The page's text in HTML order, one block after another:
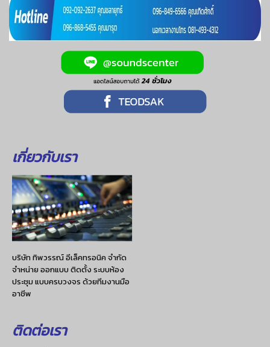
เกี่ยวกับเรา
บริษัท ทิพวรรณ์ อีเล็คทรอนิค จำกัด
จำหน่าย ออกแบบ ติดตั้ง ระบบห้อง
ประชุม แบบครบวงจร ด้วยทีมงานมือ
อาชีพ
ติดต่อเรา